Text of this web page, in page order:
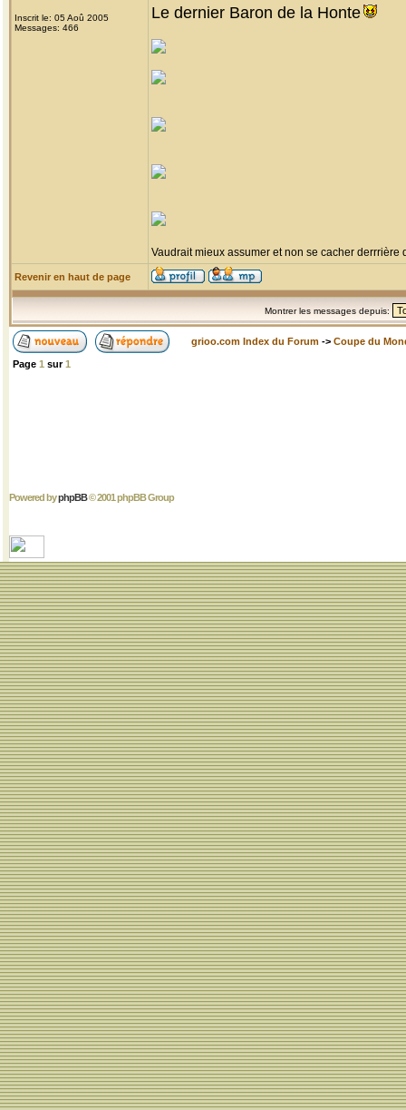
Inscrit le: 05 Aoû 2005
Messages: 466
Le dernier Baron de la Honte
Vaudrait mieux assumer et non se cacher derrrière
Revenir en haut de page
Montrer les messages depuis:
grioo.com Index du Forum -> Coupe du
Page 1 sur1
Powered byphpBB© 2001 phpBB Group